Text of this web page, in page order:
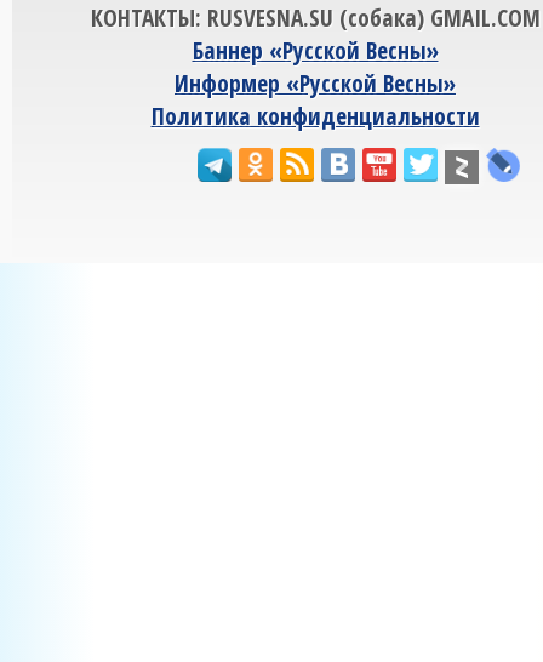
КОНТАКТЫ: RUSVESNA.SU (собака) GMAIL.COM
Баннер «Русской Весны»
Информер «Русской Весны»
Политика конфиденциальности